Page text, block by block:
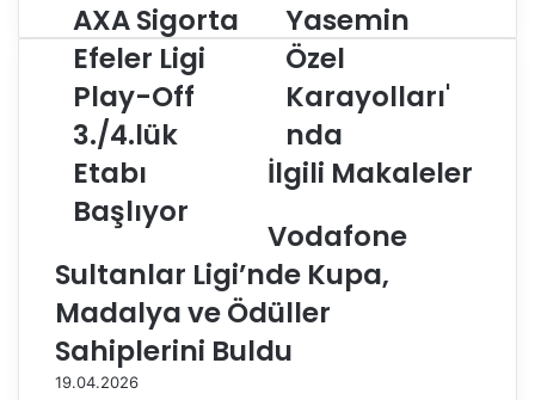
A
X
A
S
g
o
r
f
e
e
r
AXA Sigorta
Efeler Ligi
Play-Off
3./4.lük
Etabı
Başlıyor
Y
a
s
e
n
Ö
e
K
a
Yasemin
Özel
Karayolları'
nda
İlgili Makaleler
Vodafone
Sultanlar Ligi’nde Kupa,
Madalya ve Ödüller
Sahiplerini Buldu
19.04.2026